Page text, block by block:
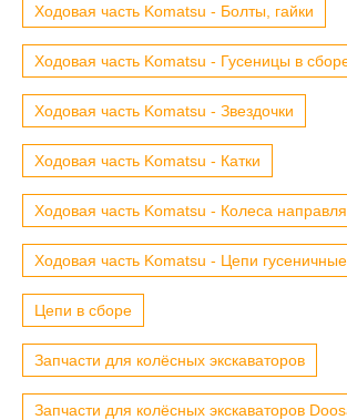
Ходовая часть Komatsu - Болты, гайки
Ходовая часть Komatsu - Гусеницы в
Ходовая часть Komatsu - Звездочки
Ходовая часть Komatsu - Катки
Ходовая часть Komatsu - Колеса
Ходовая часть Komatsu - Цепи гусеничные
Цепи в сборе
Запчасти для колёсных экскаваторов
Запчасти для колёсных экскаваторов